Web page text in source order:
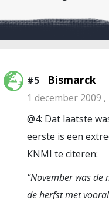
#5 Bismarck
1 december 2009 ,
@4: Dat laatste
eerste is een
KNMI te citeren:
“November was
de herfst met